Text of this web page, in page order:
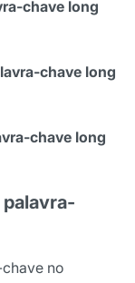
chave long
chave long
chave long
no